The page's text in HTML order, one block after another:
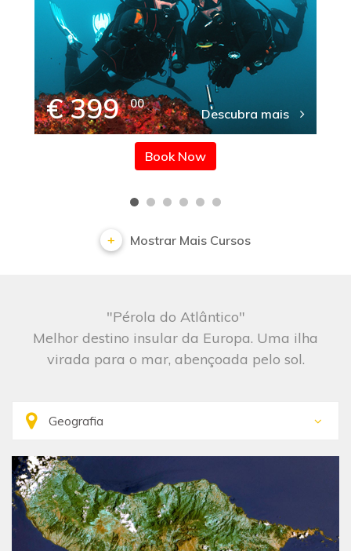
€ 399 00
Descubra mais
Book Now
Mostrar Mais Cursos
"Pérola do Atlântico"
Melhor destino insular da Europa. Uma ilha
virada para o mar, abençoada pelo sol.